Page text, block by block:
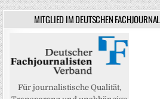
MITGLIED IM DEUTSCHEN
Für journalistische Qualität,